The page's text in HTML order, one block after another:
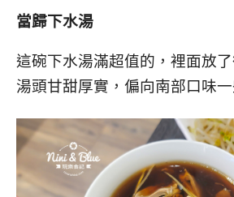
當歸下水湯
這碗下水湯滿超值的，裡面放了
湯頭甘甜厚實，偏向南部口味一